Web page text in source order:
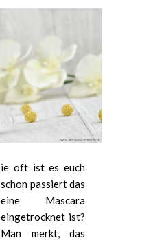
ie oft ist es euch
schon passiert das
eine Mascara
eingetrocknet ist?
Man merkt, das